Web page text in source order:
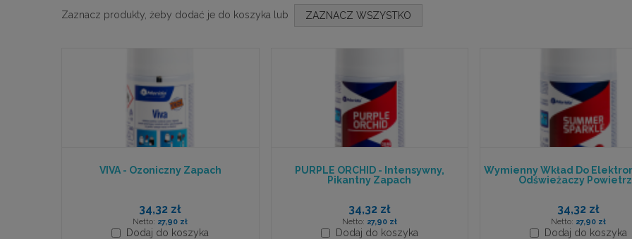
Zaznacz produkty, żeby dodać je do koszyka lub ZAZNACZ WSZYSTKO
VIVA - Ozoniczny Zapach
34,32 zł
27,90 zł
Dodaj do koszyka
PURPLE ORCHID - Intensywny,
Pikantny Zapach
34,32 zł
27,90 zł
Dodaj do koszyka
Wymienny Wkład Do
Odświeżaczy
34,32 zł
27,90 zł
Dodaj do koszyka